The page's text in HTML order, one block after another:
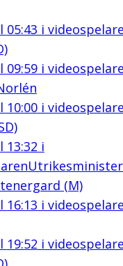
05:43 i
09:59i
10:00i
13:32 i
(M)
16:13 i
19:52 i